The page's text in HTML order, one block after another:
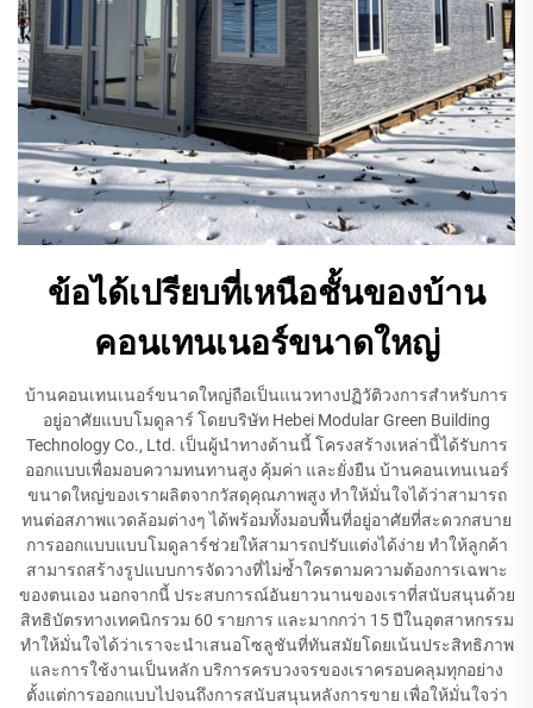
ข้อได้เปรียบที่เหนือชั้นของบ้าน
คอนเทนเนอร์ขนาดใหญ่
บ้านคอนเทนเนอร์ขนาดใหญ่ถือเป็นแนวทางปฏิวัติวงการสำหรับการ
อยู่อาศัยแบบโมดูลาร์ โดยบริษัท Hebei Modular Green Building
Technology Co., Ltd. เป็นผู้นำทางด้านนี้ โครงสร้างเหล่านี้ได้รับการ
ออกแบบเพื่อมอบความทนทานสูง คุ้มค่า และยั่งยืน บ้านคอนเทนเนอร์
ขนาดใหญ่ของเราผลิตจากวัสดุคุณภาพสูง ทำให้มั่นใจได้ว่าสามารถ
ทนต่อสภาพแวดล้อมต่างๆ ได้พร้อมทั้งมอบพื้นที่อยู่อาศัยที่สะดวกสบาย
การออกแบบแบบโมดูลาร์ช่วยให้สามารถปรับแต่งได้ง่าย ทำให้ลูกค้า
สามารถสร้างรูปแบบการจัดวางที่ไม่ซ้ำใครตามความต้องการเฉพาะ
ของตนเอง นอกจากนี้ ประสบการณ์อันยาวนานของเราที่สนับสนุนด้วย
สิทธิบัตรทางเทคนิกรวม 60 รายการ และมากกว่า 15 ปีในอุตสาหกรรม
ทำให้มั่นใจได้ว่าเราจะนำเสนอโซลูชันที่ทันสมัยโดยเน้นประสิทธิภาพ
และการใช้งานเป็นหลัก บริการครบวงจรของเราครอบคลุมทุกอย่าง
ตั้งแต่การออกแบบไปจนถึงการสนับสนุนหลังการขาย เพื่อให้มั่นใจว่า